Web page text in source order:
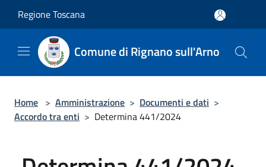
Regione Toscana
Comune di Rignano sull'Arno
Home > Amministrazione > Documenti e dati >
Accordo tra enti > Determina 441/2024